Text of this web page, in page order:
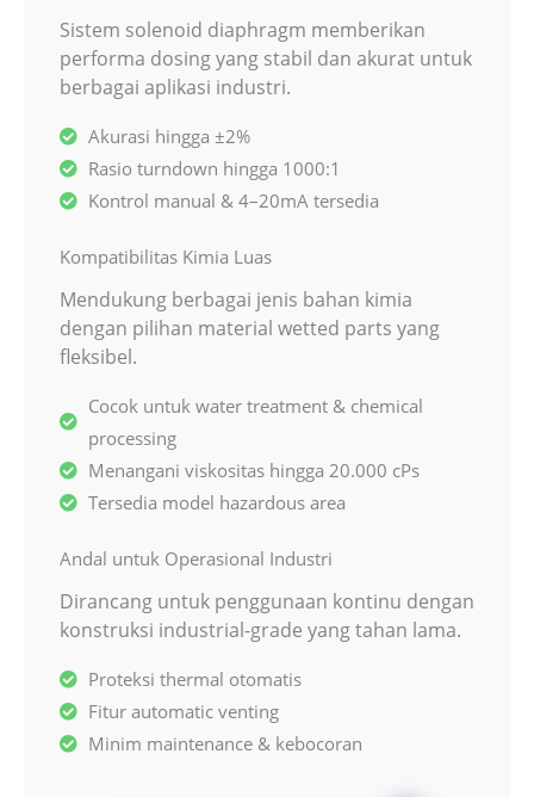
Sistem solenoid diaphragm memberikan
performa dosing yang stabil dan akurat untuk
berbagai aplikasi industri.
Akurasi hingga ±2%
Rasio turndown hingga 1000:1
Kontrol manual & 4–20mA tersedia
Kompatibilitas Kimia Luas
Mendukung berbagai jenis bahan kimia
dengan pilihan material wetted parts yang
fleksibel.
Cocok untuk water treatment & chemical
processing
Menangani viskositas hingga 20.000 cPs
Tersedia model hazardous area
Andal untuk Operasional Industri
Dirancang untuk penggunaan kontinu dengan
konstruksi industrial-grade yang tahan lama.
Proteksi thermal otomatis
Fitur automatic venting
Minim maintenance & kebocoran